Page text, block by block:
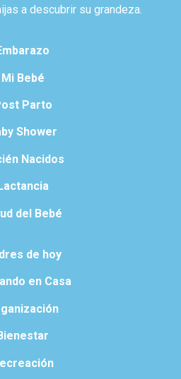
a descubrir su grandeza.
Mi Bebé
Parto
Shower
Nacidos
Lactancia
del Bebé
de hoy
en Casa